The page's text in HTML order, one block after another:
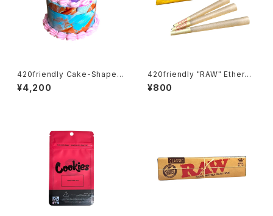
420friendly Cake-Shaped
Metal Grinder (4層構造）グラ
インダー
¥4,200
420friendly "RAW" Etherea
l Cones - コーン (KING siz
e)
¥800